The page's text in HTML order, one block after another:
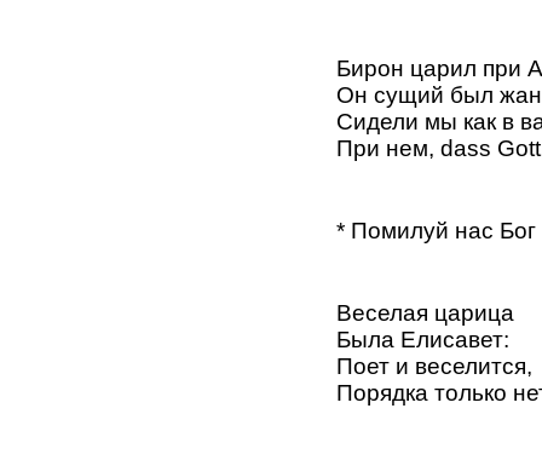
Бирон царил при
Он сущий был
Сидели мы как в
При нем, dass
* Помилуй нас Бог
Веселая царица
Была Елисавет:
Поет и веселится,
Порядка только